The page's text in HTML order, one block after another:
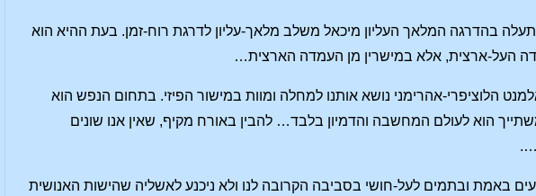
הגיע אמצע המאה, התעלה בהדרגה המלאך העליון מיכאל משלב מלאך-עליון לדרגת רוח-זמן. בעת ההיא הוא
העל-ארצית, אלא במישרין מן העמדה הארצית…
הלוציפרי-אהרימני נושא אותנו למחלה ומוות במישור הפיזי. בתחום הנפש הוא
הוא לעולם המחשבה והדמיון בלבד… להבין באורח מקיף, שאין אנו שונים
באמת ובתמים לעל-חושי בסביבה הקרובה לנו ולא ניכנע לאשליה שהישות האנושית